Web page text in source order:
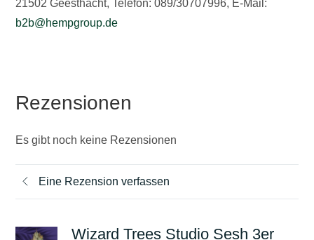
21502 Geesthacht, Telefon: 089/30707996, E-Mail:
b2b@hempgroup.de
Rezensionen
Es gibt noch keine Rezensionen
Eine Rezension verfassen
Wizard Trees Studio Sesh 3er